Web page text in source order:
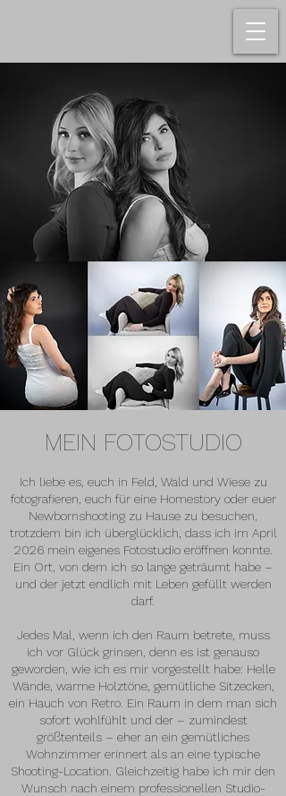
MEIN FOTOSTUDIO
Ich liebe es, euch in Feld, Wald und Wiese zu
fotografieren, euch für eine Homestory oder euer
Newbornshooting zu Hause zu besuchen,
trotzdem bin ich überglücklich, dass ich im April
2026 mein eigenes Fotostudio eröffnen konnte.
Ein Ort, von dem ich so lange geträumt habe –
und der jetzt endlich mit Leben gefüllt werden
darf.
Jedes Mal, wenn ich den Raum betrete, muss
ich vor Glück grinsen, denn es ist genauso
geworden, wie ich es mir vorgestellt habe: Helle
Wände, warme Holztöne, gemütliche Sitzecken,
ein Hauch von Retro. Ein Raum in dem man sich
sofort wohlfühlt und der – zumindest
größtenteils – eher an ein gemütliches
Wohnzimmer erinnert als an eine typische
Shooting-Location. Gleichzeitig habe ich mir den
Wunsch nach einem professionellen Studio-